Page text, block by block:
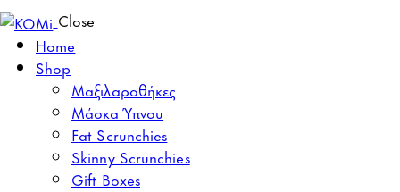
Close
Home
Shop
Μαξιλαροθήκες
Μάσκα Ύπνου
Fat Scrunchies
Skinny Scrunchies
Gift Boxes